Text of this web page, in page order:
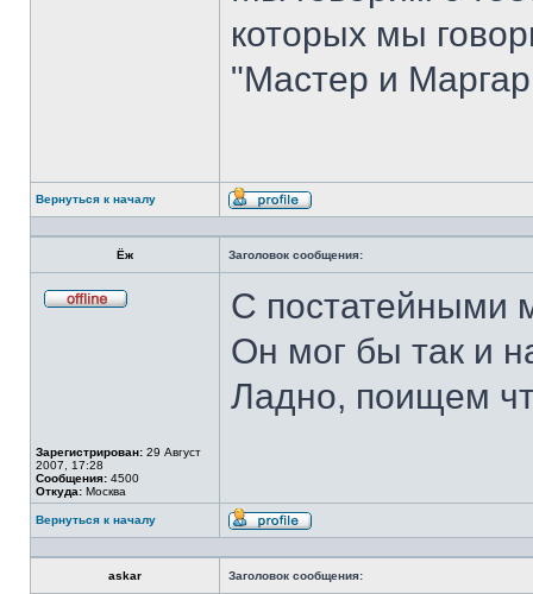
которых мы
"Мастер и
Вернуться к началу
Профиль
Ёж Заголовок сообщения:
Зарегистрирован: 29 Август
2007, 17:28
Сообщения: 4500
Откуда: Москва
С постатейными
Он мог бы так и
Ладно, поищем
Вернуться к началу
Профиль
askar Заголовок сообщения: